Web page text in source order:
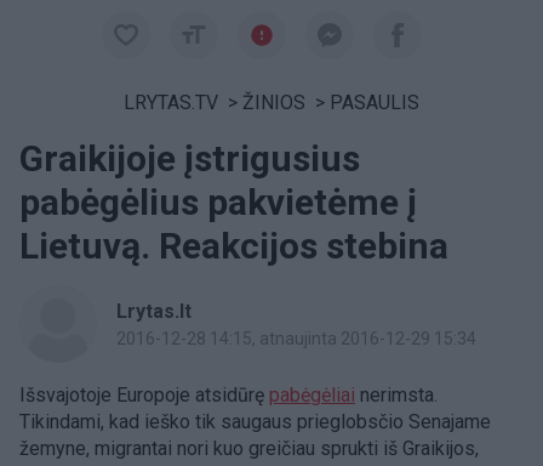
LRYTAS.TV > ŽINIOS > PASAULIS
Graikijoje įstrigusius
pabėgėlius pakvietėme į
Lietuvą. Reakcijos stebina
Lrytas.lt
2016-12-28 14:15, atnaujinta 2016-12-29 15:34
Išsvajotoje Europoje atsidūrę pabėgėliai nerimsta.
Tikindami, kad ieško tik saugaus prieglobsčio Senajame
žemyne, migrantai nori kuo greičiau sprukti iš Graikijos,